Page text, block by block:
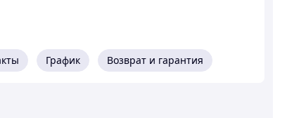
График Возврат и гарантия